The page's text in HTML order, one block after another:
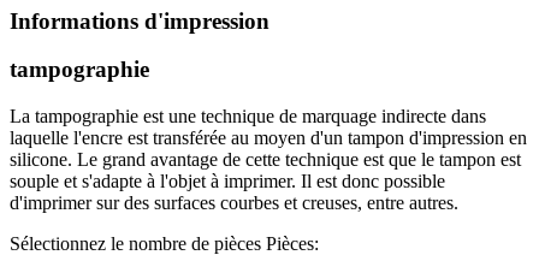
Informations d'impression
tampographie
La tampographie est une technique de marquage indirecte dans
laquelle l'encre est transférée au moyen d'un tampon d'impression en
silicone. Le grand avantage de cette technique est que le tampon est
souple et s'adapte à l'objet à imprimer. Il est donc possible
d'imprimer sur des surfaces courbes et creuses, entre autres.
Sélectionnez le nombre de pièces Pièces: